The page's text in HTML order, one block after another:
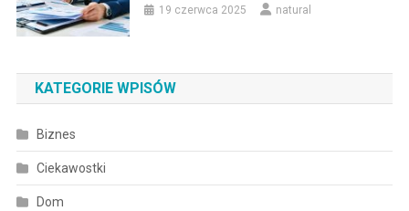
19 czerwca 2025 natural
KATEGORIE WPISÓW
Biznes
Ciekawostki
Dom